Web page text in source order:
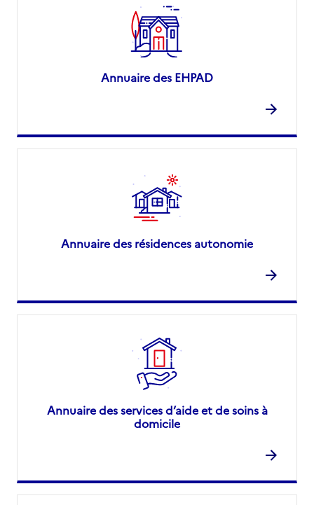
Annuaire des EHPAD
Annuaire des résidences autonomie
Annuaire des services d’aide et de soins à
domicile